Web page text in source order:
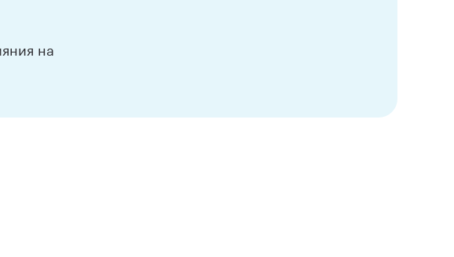
на